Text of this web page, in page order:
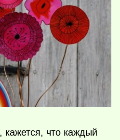
что каждый